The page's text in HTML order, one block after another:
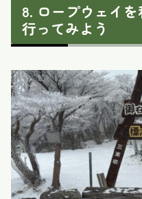
ロープウェイ
行ってみよう